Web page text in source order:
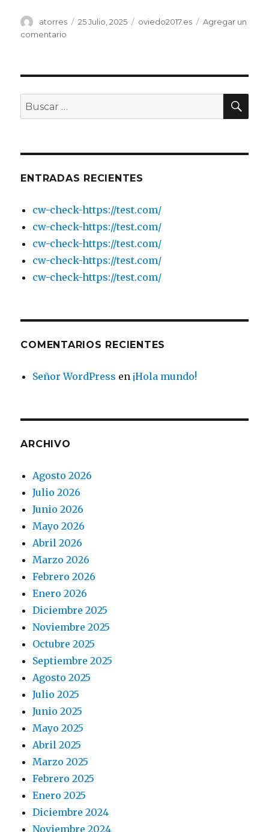
Autor
atorres
Publicado
25 Julio, 2025 Categorías
oviedo2017.es
Agregar un
comentario
Organización
de
difusión
Buscar
por:
ENTRADAS RECIENTES
cw-check-https://test.com/
cw-check-https://test.com/
cw-check-https://test.com/
cw-check-https://test.com/
cw-check-https://test.com/
COMENTARIOS RECIENTES
Señor WordPress en ¡Hola mundo!
ARCHIVO
Agosto 2026
Julio 2026
Junio 2026
Mayo 2026
Abril 2026
Marzo 2026
Febrero 2026
Enero 2026
Diciembre 2025
Noviembre 2025
Octubre 2025
Septiembre 2025
Agosto 2025
Julio 2025
Junio 2025
Mayo 2025
Abril 2025
Marzo 2025
Febrero 2025
Enero 2025
Diciembre 2024
Noviembre 2024